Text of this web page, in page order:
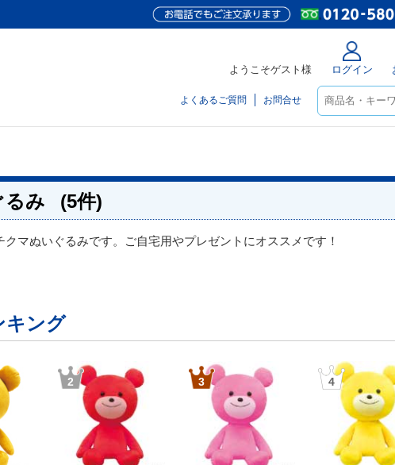
ようこそゲスト様 ログイン
よくあるご質問 お問合せ
るみ (5件)
クマぬいぐるみです。ご自宅用やプレゼントにオススメです！
キング
2 3 4